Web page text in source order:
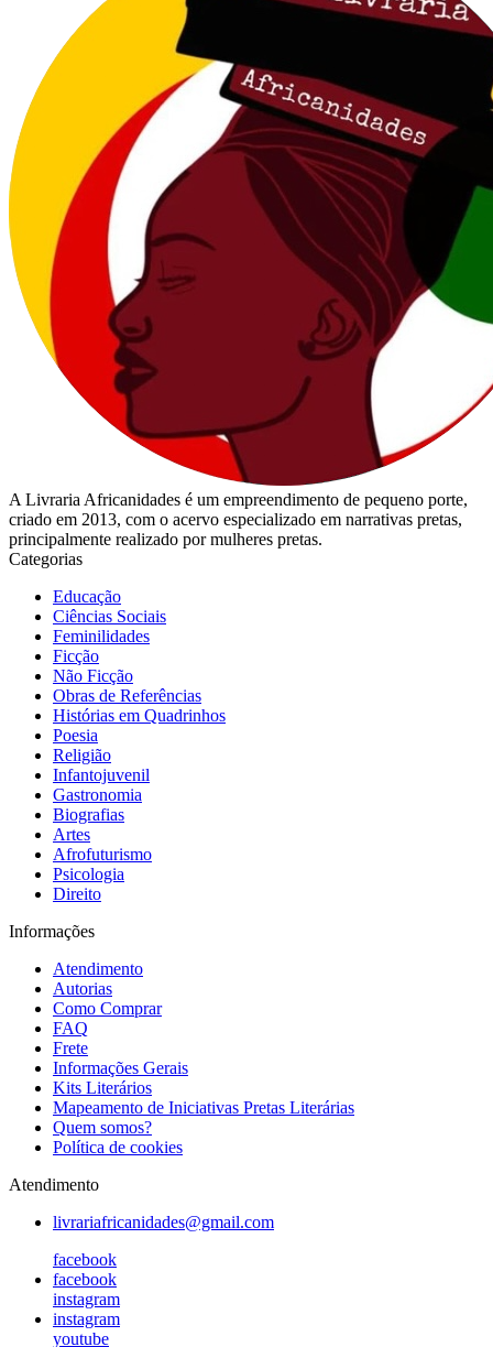
A Livraria Africanidades é um empreendimento de pequeno porte,
criado em 2013, com o acervo especializado em narrativas pretas,
principalmente realizado por mulheres pretas.
Categorias
Educação
Ciências Sociais
Feminilidades
Ficção
Não Ficção
Obras de Referências
Histórias em Quadrinhos
Poesia
Religião
Infantojuvenil
Gastronomia
Biografias
Artes
Afrofuturismo
Psicologia
Direito
Informações
Atendimento
Autorias
Como Comprar
FAQ
Frete
Informações Gerais
Kits Literários
Mapeamento de Iniciativas Pretas Literárias
Quem somos?
Política de cookies
Atendimento
livrariafricanidades@gmail.com
facebook
facebook
instagram
instagram
youtube